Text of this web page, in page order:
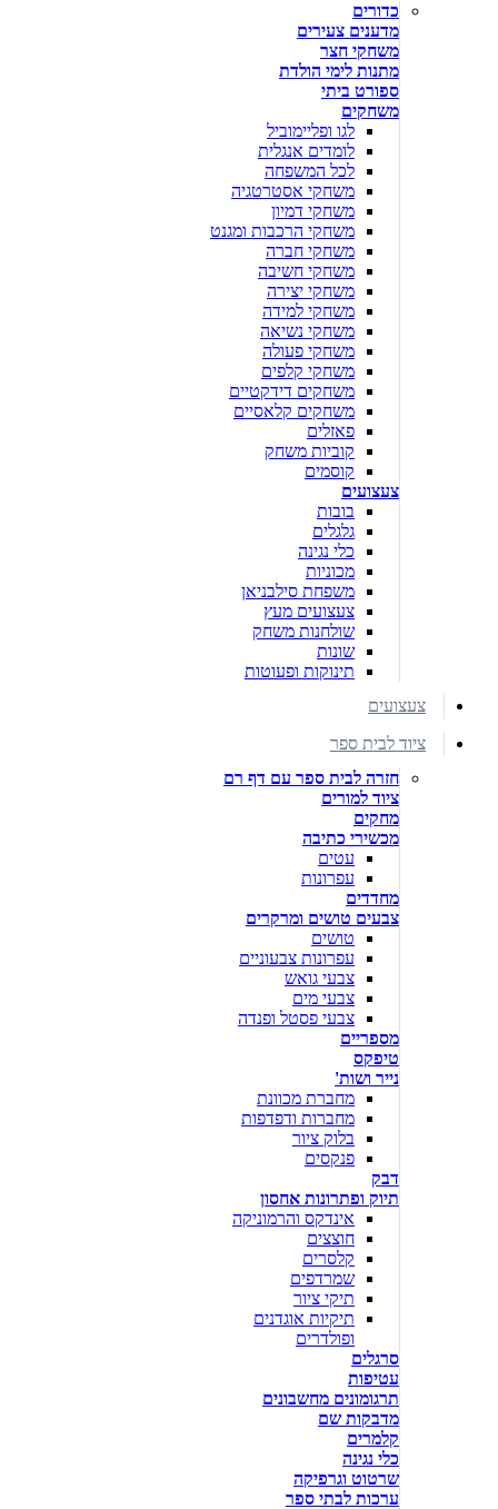
כדורים
מדענים צעירים
משחקי חצר
מתנות לימי הולדת
ספורט ביתי
משחקים
לגו ופליימוביל
לומדים אנגלית
לכל המשפחה
משחקי אסטרטגיה
משחקי דמיון
משחקי הרכבות ומגנט
משחקי חברה
משחקי חשיבה
משחקי יצירה
משחקי למידה
משחקי נשיאה
משחקי פעולה
משחקי קלפים
משחקים דידקטיים
משחקים קלאסיים
פאזלים
קוביות משחק
קוסמים
צעצועים
בובות
גלגלים
כלי נגינה
מכוניות
משפחת סילבניאן
צעצועים מעץ
שולחנות משחק
שונות
תינוקות ופעוטות
צעצועים
ציוד לבית ספר
חזרה לבית ספר עם דף רם
ציוד למורים
מחקים
מכשירי כתיבה
עטים
עפרונות
מחדדים
צבעים טושים ומרקרים
טושים
עפרונות צבעוניים
צבעי גואש
צבעי מים
צבעי פסטל ופנדה
מספריים
טיפקס
נייר ושות'
מחברת מכוונת
מחברות ודפדפות
בלוק ציור
פנקסים
דבק
תיוק ופתרונות אחסון
אינדקס והרמוניקה
חוצצים
קלסרים
שמרדפים
תיקי ציור
תיקיות אוגדנים
ופולדרים
סרגלים
עטיפות
תרגומונים מחשבונים
מדבקות שם
קלמרים
כלי נגינה
שרטוט וגרפיקה
ערכות לבתי ספר